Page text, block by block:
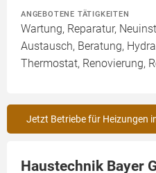
ANGEBOTENE TÄTIGKEITEN
Wartung, Reparatur,
Austausch, Beratung,
Thermostat, Renovierung,
Jetzt Betriebe für Heizungen
Haustechnik Bayer